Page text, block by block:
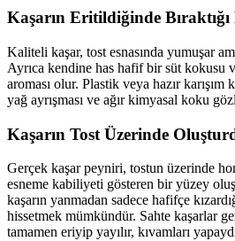
Kaşarın Eritildiğinde
Kaliteli kaşar, tost esnasında yumuşar
Ayrıca kendine has hafif bir süt kokusu
aroması olur. Plastik veya hazır karışım
yağ ayrışması ve ağır kimyasal koku
Kaşarın Tost Üzerinde
Gerçek kaşar peyniri, tostun üzerinde
esneme kabiliyeti gösteren bir yüzey
kaşarın yanmadan sadece hafifçe
hissetmek mümkündür. Sahte kaşarlar
tamamen eriyip yayılır, kıvamları